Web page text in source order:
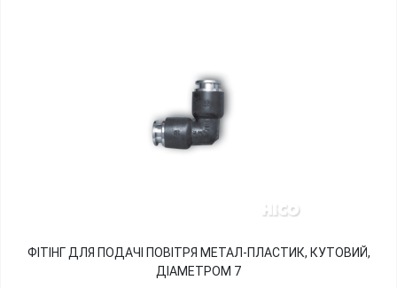
ФІТІНГ ДЛЯ ПОДАЧІ ПОВІТРЯ МЕТАЛ-ПЛАСТИК, КУТОВИЙ,
ДІАМЕТРОМ 7